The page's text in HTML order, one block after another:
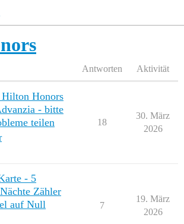
Antworten Aktivität
Honors
- bitte
teilen
18
30. März
2026
- 5
Zähler
auf Null
7
19. März
2026